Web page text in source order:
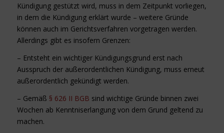
Kündigung gestützt wird, muss in dem Zeitpunkt vorliegen,
in dem die Kündigung erklärt wurde – weitere Gründe
können auch im Gerichtsverfahren vorgetragen werden.
Allerdings gibt es insofern Grenzen:
– Entsteht ein wichtiger Kündigungsgrund erst nach
Ausspruch der außerordentlichen Kündigung, muss erneut
außerordentlich gekündigt werden.
– Gemäß § 626 II BGB sind wichtige Gründe binnen zwei
Wochen ab Kenntniserlangung von dem Grund geltend zu
machen.